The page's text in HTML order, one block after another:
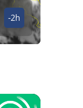
-2h